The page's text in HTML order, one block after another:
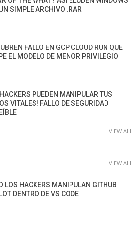
SIMPLE ARCHIVO .RAR
FALLO EN GCP CLOUD RUN QUE
EL MODELO DE MENOR PRIVILEGIO
PUEDEN MANIPULAR TUS
VITALES! FALLO DE SEGURIDAD
VIEW ALL
VIEW ALL
LOS HACKERS MANIPULAN GITHUB
DENTRO DE VS CODE